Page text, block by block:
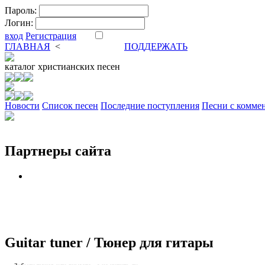
Пароль:
Логин:
вход Регистрация
ГЛАВНАЯ <
ПОДДЕРЖАТЬ
каталог христианских песен
Новости Cписок песен Последние поступления Песни с
Партнеры сайта
Guitar tuner / Тюнер для гитары